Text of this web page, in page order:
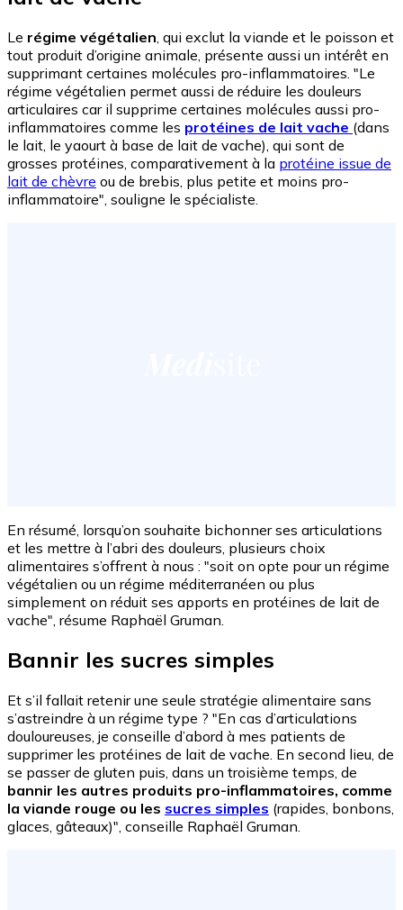
Le régime végétalien , qui exclut la viande et le poisson et
tout produit d’origine animale, présente aussi un intérêt en
supprimant certaines molécules pro-inflammatoires. "Le
régime végétalien permet aussi de réduire les douleurs
articulaires car il supprime certaines molécules aussi pro-
inflammatoires comme les protéines de lait vache (dans
le lait, le yaourt à base de lait de vache), qui sont de
grosses protéines, comparativement à la protéine issue de
lait de chèvre ou de brebis, plus petite et moins pro-
inflammatoire", souligne le spécialiste.
En résumé, lorsqu’on souhaite bichonner ses articulations
et les mettre à l’abri des douleurs, plusieurs choix
alimentaires s’offrent à nous : "soit on opte pour un régime
végétalien ou un régime méditerranéen ou plus
simplement on réduit ses apports en protéines de lait de
vache", résume Raphaël Gruman.
Bannir les sucres simples
Et s’il fallait retenir une seule stratégie alimentaire sans
s’astreindre à un régime type ? "En cas d’articulations
douloureuses, je conseille d’abord à mes patients de
supprimer les protéines de lait de vache. En second lieu, de
se passer de gluten puis, dans un troisième temps, de
bannir les autres produits pro-inflammatoires, comme
la viande rouge ou les sucres simples (rapides, bonbons,
glaces, gâteaux)", conseille Raphaël Gruman.